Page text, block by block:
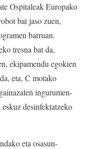
Ospitaleak Europako
bat jaso zuen,
barruan.
tresna bat da,
ekipamendu egokien
eta, C motako
ingurumen-
desinfektatzeko
eta osasun-